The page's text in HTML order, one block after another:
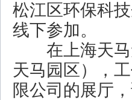
松江区环保科
线下参加。
在上海天马
天马园区），
限公司的展厅